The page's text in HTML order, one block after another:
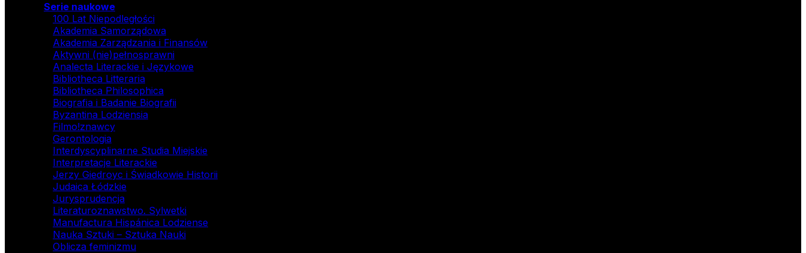
Serie naukowe
100 Lat Niepodległości
Akademia Samorządowa
Akademia Zarządzania i Finansów
Aktywni (nie)pełnosprawni
Analecta Literackie i Językowe
Bibliotheca Litteraria
Bibliotheca Philosophica
Biografia i Badanie Biografii
Byzantina Lodziensia
Filmo!znawcy
Gerontologia
Interdyscyplinarne Studia Miejskie
Interpretacje Literackie
Jerzy Giedroyc i Świadkowie Historii
Judaica Łódzkie
Jurysprudencja
Literaturoznawstwo. Sylwetki
Manufactura Hispánica Lodziense
Nauka Sztuki – Sztuka Nauki
Oblicza feminizmu